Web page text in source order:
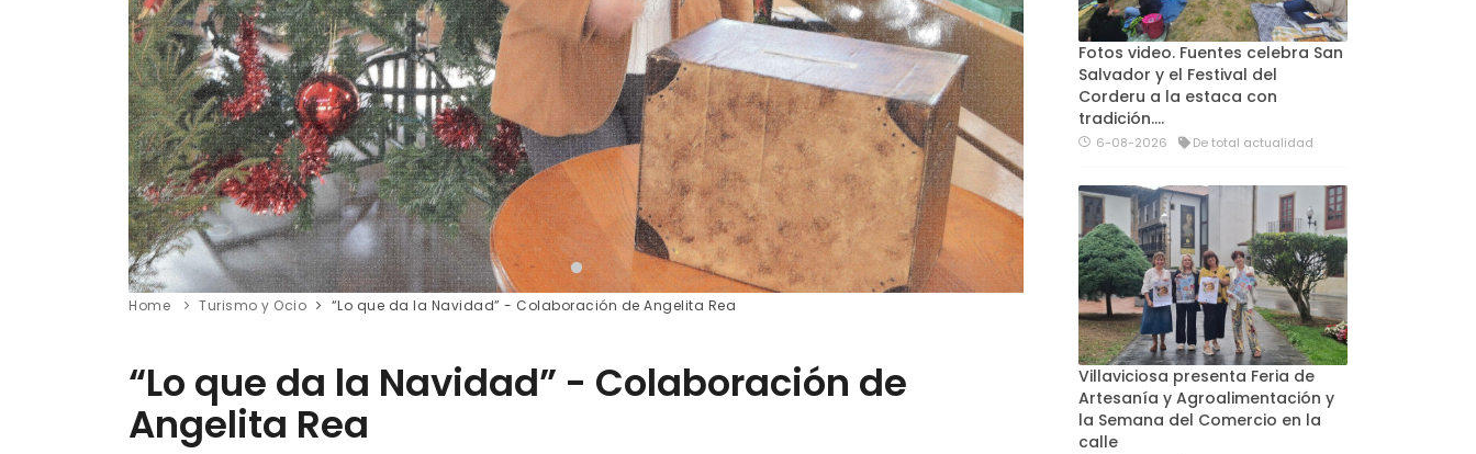
Home Turismo y Ocio “Lo que da la Navidad” - Colaboración de Angelita Rea
“Lo que da la Navidad” - Colaboración de
Angelita Rea
Fotos video. Fuentes celebra San
Salvador y el Festival del
Corderu a la estaca con
tradición....
6-08-2026 De total actualidad
Villaviciosa presenta Feria de
Artesanía y Agroalimentación y
la Semana del Comercio en la
calle